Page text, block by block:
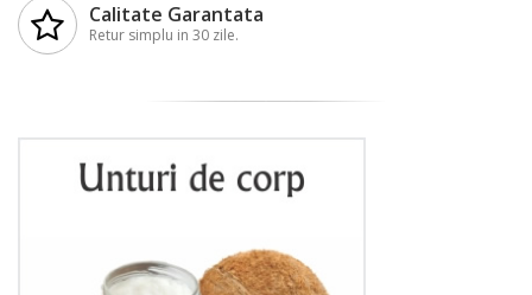
Calitate Garantata
Retur simplu in 30 zile.